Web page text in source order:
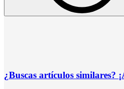
¿Buscas artículos similares?